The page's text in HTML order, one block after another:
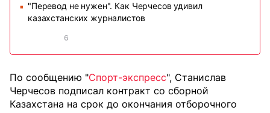
■
"Перевод не нужен". Как Черчесов удивил
казахстанских журналистов
6
По сообщению "Спорт-экспресс", Станислав
Черчесов подписал контракт со сборной
Казахстана на срок до окончания отборочного